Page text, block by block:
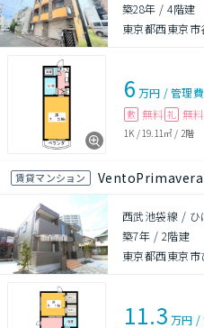
築28年 /4階建
東京都西東京市
6 万円 /管理費
敷 無料 礼 無料
1K / 19.11㎡ / 2階
賃貸マンション
西武池袋線 / ひ
築7年 / 2階建
東京都西東京市
11.3 万円 /